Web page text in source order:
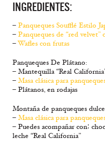
INGREDIENTES:
– Panqueques Soufflé Estilo
– Panqueques de “red velvet”
–Wafles con frutas
Panqueques De Plátano:
– Mantequilla “Real
– Masa clásica para
– Plátanos, en rodajas
Montaña de panqueques
– Masa clásica para
– Puedes acompañar con∶
leche “Real California”